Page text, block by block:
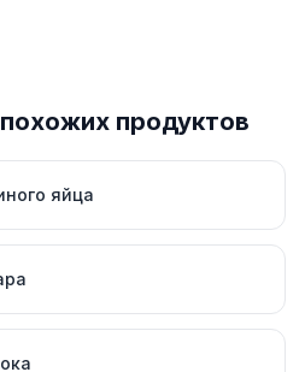
продуктов
яйца